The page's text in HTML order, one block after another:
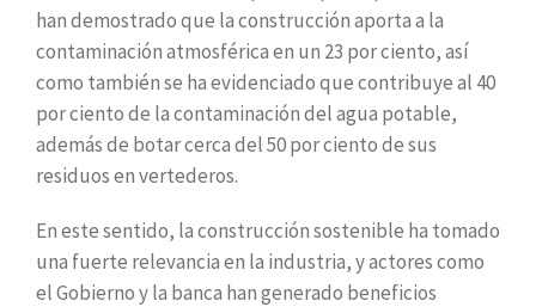
han demostrado que la construcción aporta a la
contaminación atmosférica en un 23 por ciento, así
como también se ha evidenciado que contribuye al 40
por ciento de la contaminación del agua potable,
además de botar cerca del 50 por ciento de sus
residuos en vertederos.
En este sentido, la construcción sostenible ha tomado
una fuerte relevancia en la industria, y actores como
el Gobierno y la banca han generado beneficios